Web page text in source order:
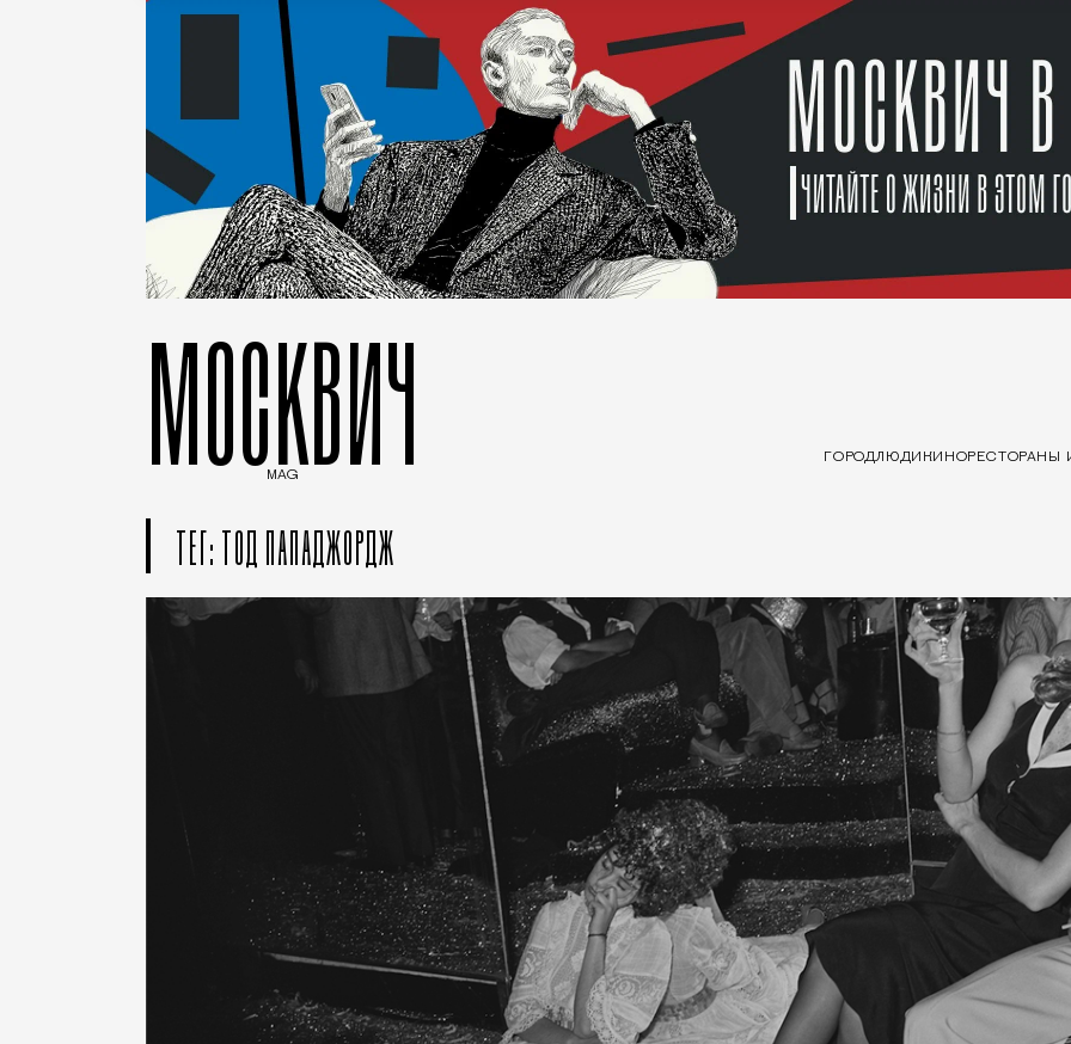
МОСКВИЧ
MAG
ГОРОДЛЮДИ КИНОРЕСТОРАНЫ
ТЕГ: ТОД ПАПАДЖОРДЖ